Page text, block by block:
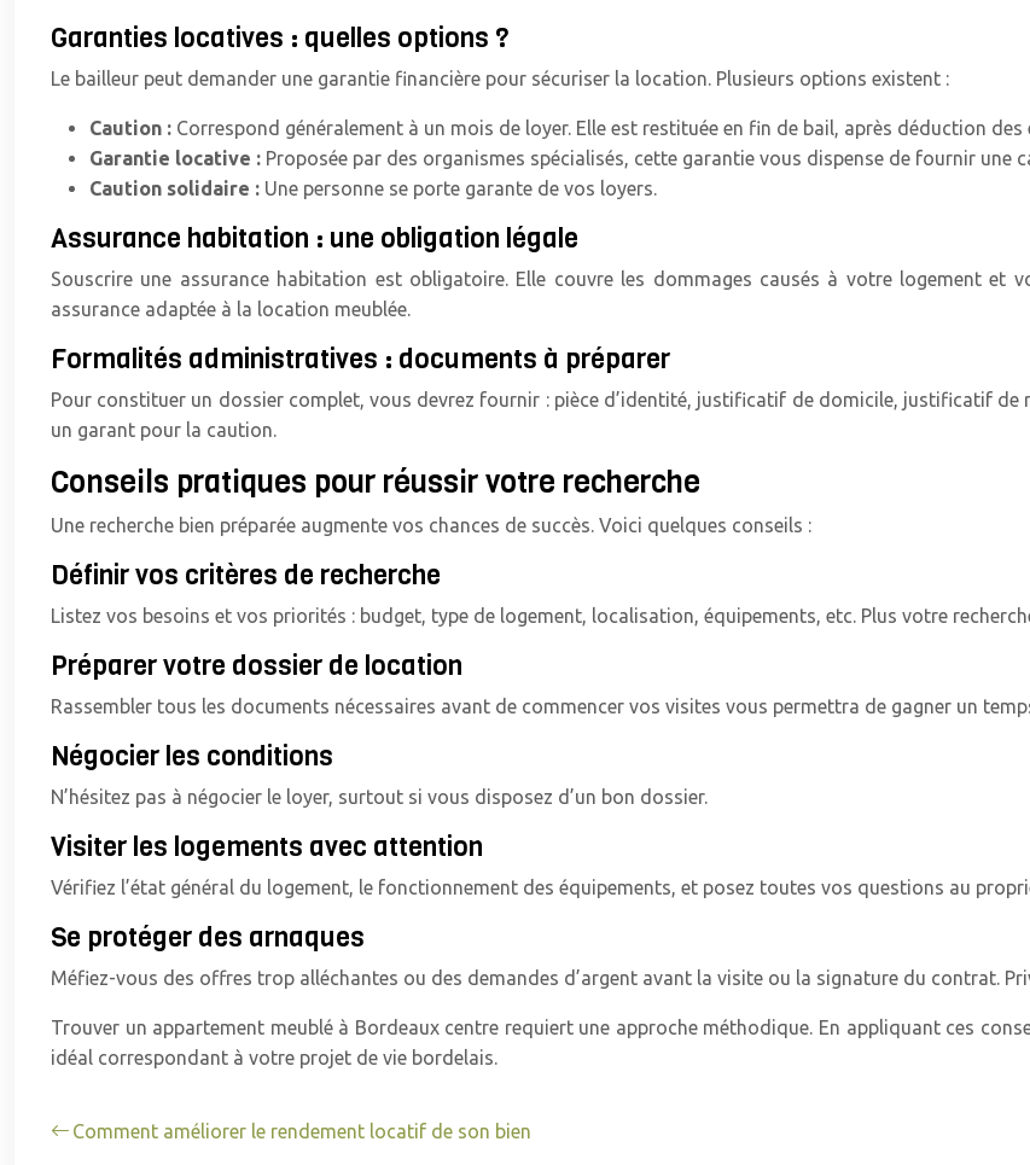
Garanties locatives : quelles options ?
Le bailleur peut demander une garantie financière pour sécuriser la location. Plusieurs options existent :
Caution : Correspond généralement à un mois de loyer. Elle est restituée en fin de bail, après déduction
Garantie locative : Proposée par des organismes spécialisés, cette garantie vous dispense de fournir une
Caution solidaire : Une personne se porte garante de vos loyers.
Assurance habitation : une obligation légale
Souscrire une assurance habitation est obligatoire. Elle couvre les dommages causés à votre logement et
assurance adaptée à la location meublée.
Formalités administratives : documents à préparer
Pour constituer un dossier complet, vous devrez fournir : pièce d’identité, justificatif de domicile, justificatif
un garant pour la caution.
Conseils pratiques pour réussir votre recherche
Une recherche bien préparée augmente vos chances de succès. Voici quelques conseils :
Définir vos critères de recherche
Listez vos besoins et vos priorités : budget, type de logement, localisation, équipements, etc. Plus votre
Préparer votre dossier de location
Rassembler tous les documents nécessaires avant de commencer vos visites vous permettra de gagner un
Négocier les conditions
N’hésitez pas à négocier le loyer, surtout si vous disposez d’un bon dossier.
Visiter les logements avec attention
Vérifiez l’état général du logement, le fonctionnement des équipements, et posez toutes vos questions au
Se protéger des arnaques
Méfiez-vous des offres trop alléchantes ou des demandes d’argent avant la visite ou la signature du contrat.
Trouver un appartement meublé à Bordeaux centre requiert une approche méthodique. En appliquant ces
idéal correspondant à votre projet de vie bordelais.
Comment améliorer le rendement locatif de son bien